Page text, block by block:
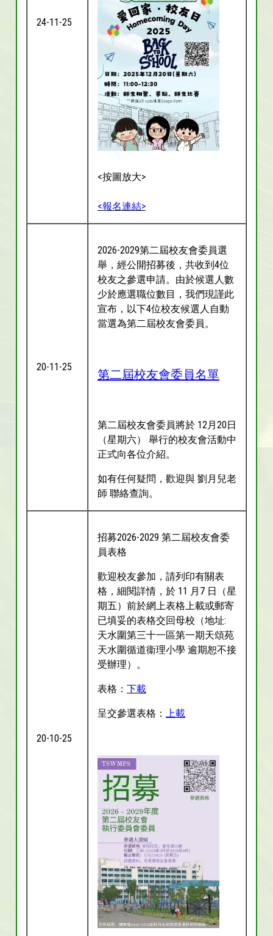
24-11-25
<按圖放大>
<報名連結>
20-11-25
2026-2029第二屆校友會委員選
舉，經公開招募後，共收到4位
校友之參選申請。由於候選人數
少於應選職位數目，我們現謹此
宣布，以下4位校友候選人自動
當選為第二屆校友會委員。
第二屆校友會委員名單
第二屆校友會委員將於 12月20日
（星期六） 舉行的校友會活動中
正式向各位介紹。
如有任何疑問，歡迎與 劉月兒老
師 聯絡查詢。
20-10-25
招募2026-2029 第二屆校友會委
員表格
歡迎校友參加，請列印有關表
格，細閱詳情，於 11 月7 日（星
期五）前於網上表格上載或郵寄
已填妥的表格交回母校（地址:
天水圍第三十一區第一期天頌苑
天水圍循道衞理小學 逾期恕不接
受辦理）。
表格： 下載
呈交參選表格： 上載